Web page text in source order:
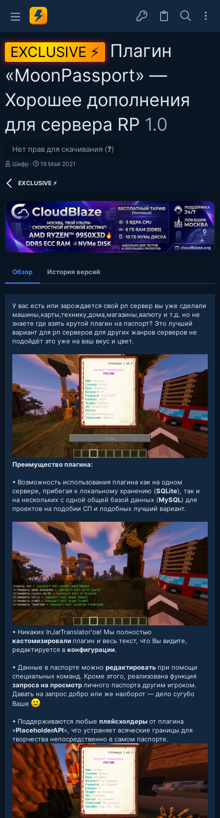
EXCLUSIVE ⚡
Плагин
«MoonPassport» —
Хорошее дополнения
для сервера RP 1.0
Нет прав для скачивания (❓)
А
Шифр
Д
а
о
з
д
а
н
и
я
16 Май 2021
EXCLUSIVE ⚡
Обзор История версий
У вас есть или зарождается свой рп сервер вы уже сделали
машины,карты,технику,дома,магазины,валюту и т.д. но не
знаете где взять крутой плагин на паспорт? Это лучший
вариант для рп серверов для других жанров серверов не
подойдёт это уже на ваш вкус и цвет.
Преимущество плагина:
• Возможность использования плагина как на одном
сервере, прибегая к локальному хранению (SQLite), так и
на нескольких с одной общей базой данных (MySQL) для
проектов на подобии СП и подобных лучший вариант.
• Никаких InJarTranslator'ов! Мы полностью
кастомизировали плагин и весь текст, что Вы видите,
редактируется в конфигурации.
• Данные в паспорте можно редактировать при помощи
специальных команд. Кроме этого, реализована функция
запроса на просмотр личного паспорта другим игроком.
Давать на запрос добро или же наоборот — дело сугубо
Ваше
• Поддерживаются любые плейсхолдеры от плагина
«PlaceholderAPI», что устраняет всяческие границы для
творчества непосредственно в самом паспорте.